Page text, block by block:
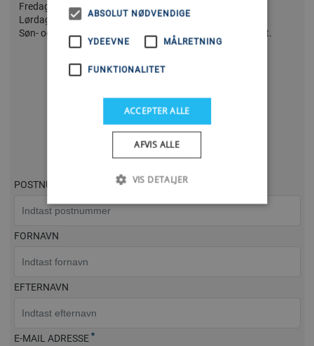
Fredag: 09:00 - 15:00
Lørdag: 10 - 13:00
Søn- og helligdage lukket med mindre andet er annonceret.
eller
Udfyld formularen
Så kontakter vi dig, så hurtigt som muligt
POSTNUMMER
FORNAVN
EFTERNAVN
E-MAIL ADRESSE *
ABSOLUT NØDVENDIGE
YDEEVNE MÅLRETNING
FUNKTIONALITET
ACCEPTER ALLE
AFVIS ALLE
VIS DETALJER